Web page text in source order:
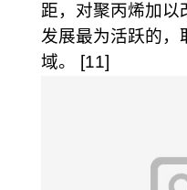
距，对聚丙烯加以
发展最为活跃的，
域。 [11]